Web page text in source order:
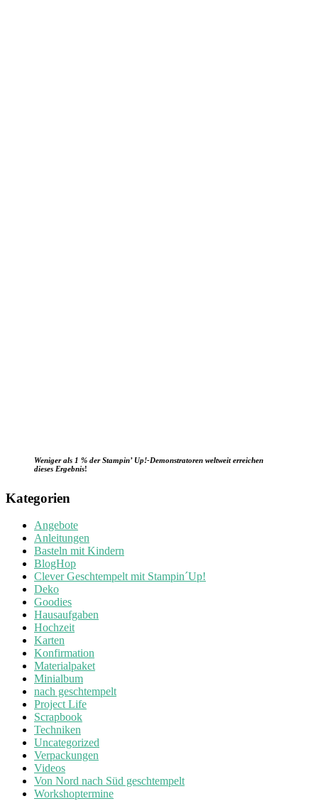
Weniger als 1 % der Stampin’ Up!-Demonstratoren weltweit erreichen
dieses Ergebnis!
Kategorien
Angebote
Anleitungen
Basteln mit Kindern
BlogHop
Clever Geschtempelt mit Stampin´Up!
Deko
Goodies
Hausaufgaben
Hochzeit
Karten
Konfirmation
Materialpaket
Minialbum
nach geschtempelt
Project Life
Scrapbook
Techniken
Uncategorized
Verpackungen
Videos
Von Nord nach Süd geschtempelt
Workshoptermine